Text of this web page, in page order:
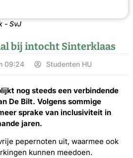
- SvJ
bij intocht Sinterklaas
09:24 Studenten HU
nog steeds een verbindende
De Bilt. Volgens sommige
sprake van inclusiviteit in
jaren.
pepernoten uit, waarmee ook
kunnen meedoen.